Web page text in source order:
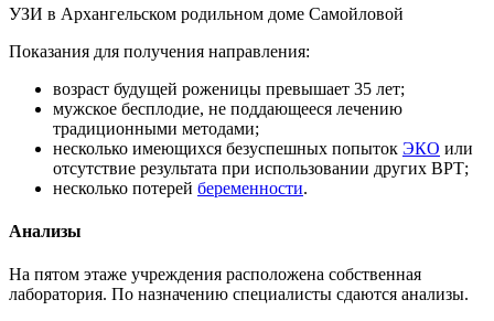
УЗИ в Архангельском родильном доме Самойловой
Показания для получения направления:
возраст будущей роженицы превышает 35 лет;
мужское бесплодие, не поддающееся лечению
традиционными методами;
несколько имеющихся безуспешных попыток ЭКО или
отсутствие результата при использовании других ВРТ;
несколько потерей беременности.
Анализы
На пятом этаже учреждения расположена собственная
лаборатория. По назначению специалисты сдаются анализы.